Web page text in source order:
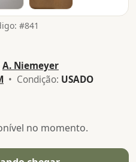
#841
A. Niemeyer
• Condição: USADO
no momento.